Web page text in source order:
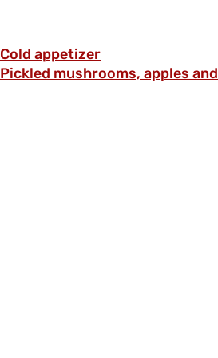
Cold appetizer
Pickled mushrooms, apples